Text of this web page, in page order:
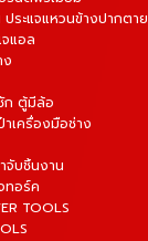
ระแจแหวนข้างปากตาย
จแอล
ก ตู้มีล้อ
าเครื่องมือช่าง
จับชิ้นงาน
ทอร์ค
TOOLS